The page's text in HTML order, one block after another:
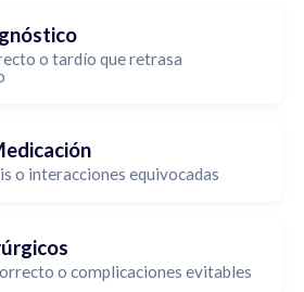
o tardío que retrasa
o interacciones equivocadas
o complicaciones evitables